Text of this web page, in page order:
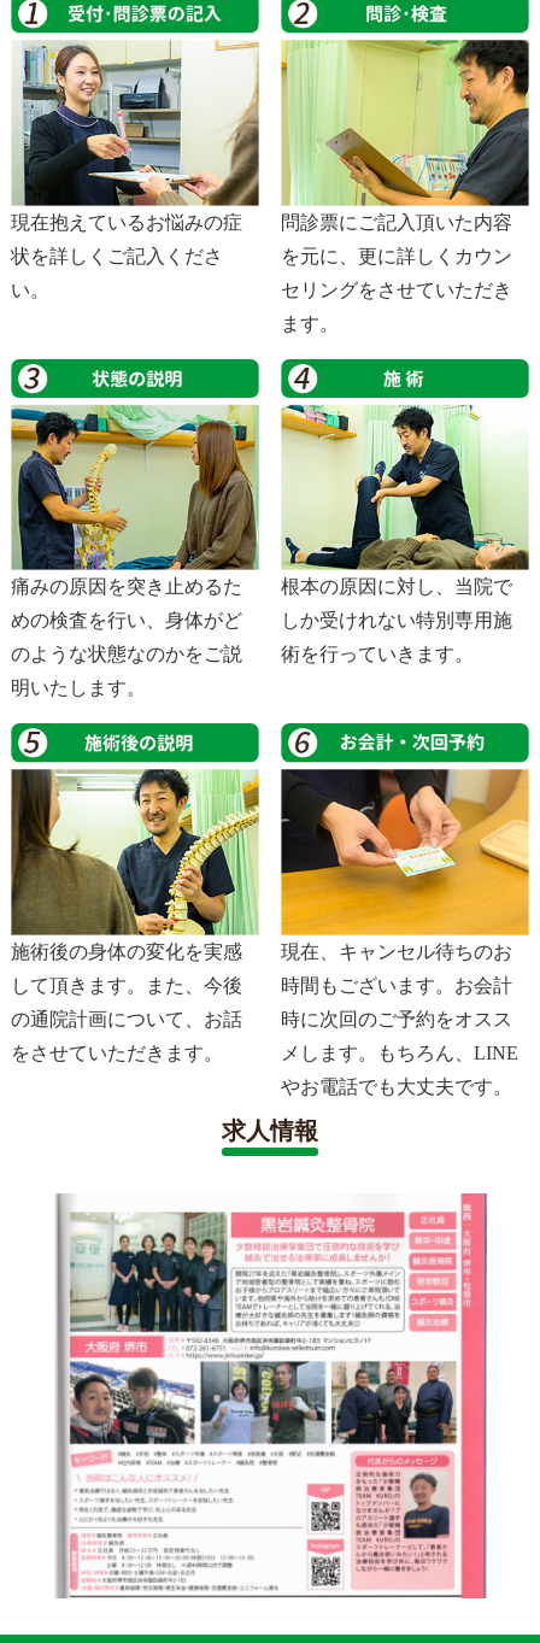
現在抱えているお悩みの症
状を詳しくご記入くださ
い。
問診票にご記入頂いた内容
を元に、更に詳しくカウン
セリングをさせていただき
ます。
痛みの原因を突き止めるた
めの検査を行い、身体がど
のような状態なのかをご説
明いたします。
根本の原因に対し、当院で
しか受けれない特別専用施
術を行っていきます。
施術後の身体の変化を実感
して頂きます。また、今後
の通院計画について、お話
をさせていただきます。
現在、キャンセル待ちのお
時間もございます。お会計
時に次回のご予約をオスス
メします。もちろん、LINE
やお電話でも大丈夫です。
求人情報